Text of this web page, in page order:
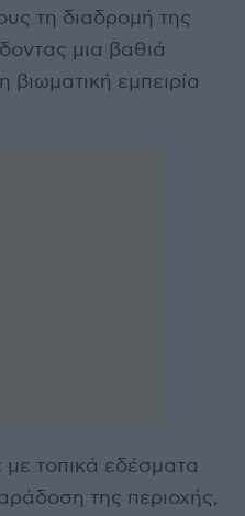
τη διαδρομή της
μια βαθιά
εμπειρία
τοπικά εδέσματα
της περιοχής,